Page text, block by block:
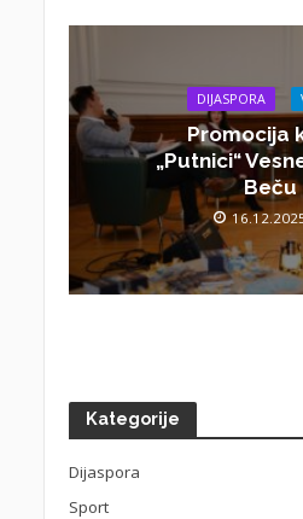
DIJASPORA
Promocija
„Putnici“
Beču
Kategorije
Dijaspora
Sport